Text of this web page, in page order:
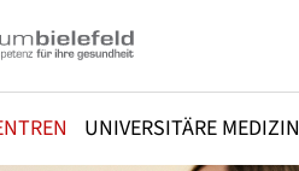
UNIVERSITÄRE MEDIZIN